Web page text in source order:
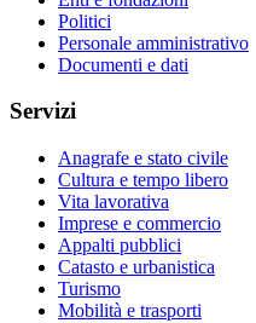
Politici
Personale amministrativo
Documenti e dati
Servizi
Anagrafe e stato civile
Cultura e tempo libero
Vita lavorativa
Imprese e commercio
Appalti pubblici
Catasto e urbanistica
Turismo
Mobilità e trasporti